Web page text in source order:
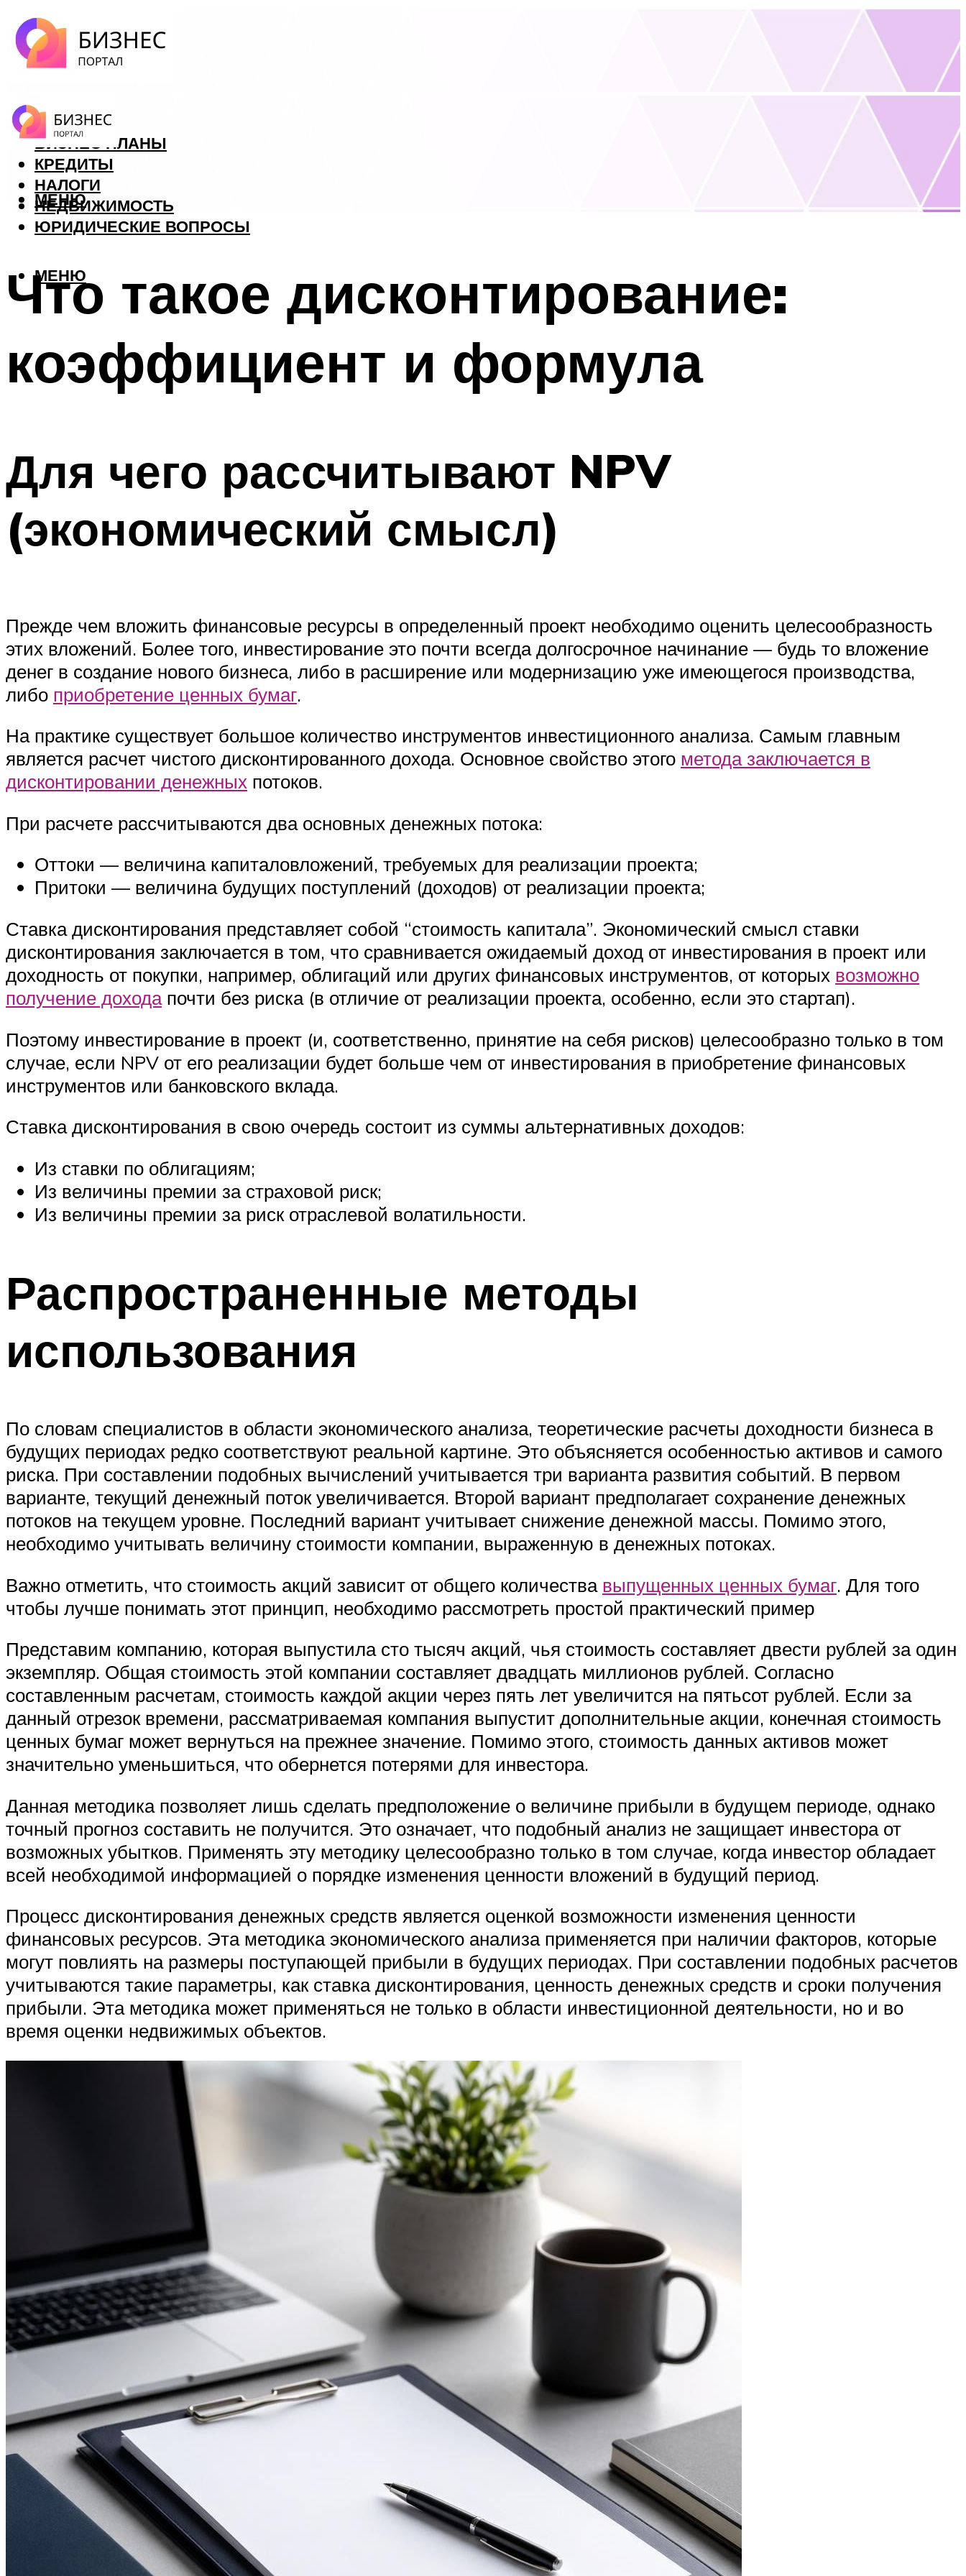
ФОРЕКС
БИЗНЕС ПЛАНЫ
КРЕДИТЫ
НАЛОГИ
НЕДВИЖИМОСТЬ
ЮРИДИЧЕСКИЕ ВОПРОСЫ
МЕНЮ
МЕНЮ
Что такое дисконтирование:
коэффициент и формула
Для чего рассчитывают NPV
(экономический смысл)
Прежде чем вложить финансовые ресурсы в определенный проект необходимо оценить целесообразность
этих вложений. Более того, инвестирование это почти всегда долгосрочное начинание — будь то вложение
денег в создание нового бизнеса, либо в расширение или модернизацию уже имеющегося производства,
либо приобретение ценных бумаг.
На практике существует большое количество инструментов инвестиционного анализа. Самым главным
является расчет чистого дисконтированного дохода. Основное свойство этого метода заключается в
дисконтировании денежных потоков.
При расчете рассчитываются два основных денежных потока:
Оттоки — величина капиталовложений, требуемых для реализации проекта;
Притоки — величина будущих поступлений (доходов) от реализации проекта;
Ставка дисконтирования представляет собой “стоимость капитала”. Экономический смысл ставки
дисконтирования заключается в том, что сравнивается ожидаемый доход от инвестирования в проект или
доходность от покупки, например, облигаций или других финансовых инструментов, от которых возможно
получение доходапочти без риска (в отличие от реализации проекта, особенно, если это стартап).
Поэтому инвестирование в проект (и, соответственно, принятие на себя рисков) целесообразно только в том
случае, если NPV от его реализации будет больше чем от инвестирования в приобретение финансовых
инструментов или банковского вклада.
Ставка дисконтирования в свою очередь состоит из суммы альтернативных доходов:
Из ставки по облигациям;
Из величины премии за страховой риск;
Из величины премии за риск отраслевой волатильности.
Распространенные методы
использования
По словам специалистов в области экономического анализа, теоретические расчеты доходности бизнеса в
будущих периодах редко соответствуют реальной картине. Это объясняется особенностью активов и самого
риска. При составлении подобных вычислений учитывается три варианта развития событий. В первом
варианте, текущий денежный поток увеличивается. Второй вариант предполагает сохранение денежных
потоков на текущем уровне. Последний вариант учитывает снижение денежной массы. Помимо этого,
необходимо учитывать величину стоимости компании, выраженную в денежных потоках.
Важно отметить, что стоимость акций зависит от общего количества выпущенных ценных бумаг. Для того
чтобы лучше понимать этот принцип, необходимо рассмотреть простой практический пример
Представим компанию, которая выпустила сто тысяч акций, чья стоимость составляет двести рублей за один
экземпляр. Общая стоимость этой компании составляет двадцать миллионов рублей. Согласно
составленным расчетам, стоимость каждой акции через пять лет увеличится на пятьсот рублей. Если за
данный отрезок времени, рассматриваемая компания выпустит дополнительные акции, конечная стоимость
ценных бумаг может вернуться на прежнее значение. Помимо этого, стоимость данных активов может
значительно уменьшиться, что обернется потерями для инвестора.
Данная методика позволяет лишь сделать предположение о величине прибыли в будущем периоде, однако
точный прогноз составить не получится. Это означает, что подобный анализ не защищает инвестора от
возможных убытков. Применять эту методику целесообразно только в том случае, когда инвестор обладает
всей необходимой информацией о порядке изменения ценности вложений в будущий период.
Процесс дисконтирования денежных средств является оценкой возможности изменения ценности
финансовых ресурсов. Эта методика экономического анализа применяется при наличии факторов, которые
могут повлиять на размеры поступающей прибыли в будущих периодах. При составлении подобных расчетов
учитываются такие параметры, как ставка дисконтирования, ценность денежных средств и сроки получения
прибыли. Эта методика может применяться не только в области инвестиционной деятельности, но и во
время оценки недвижимых объектов.